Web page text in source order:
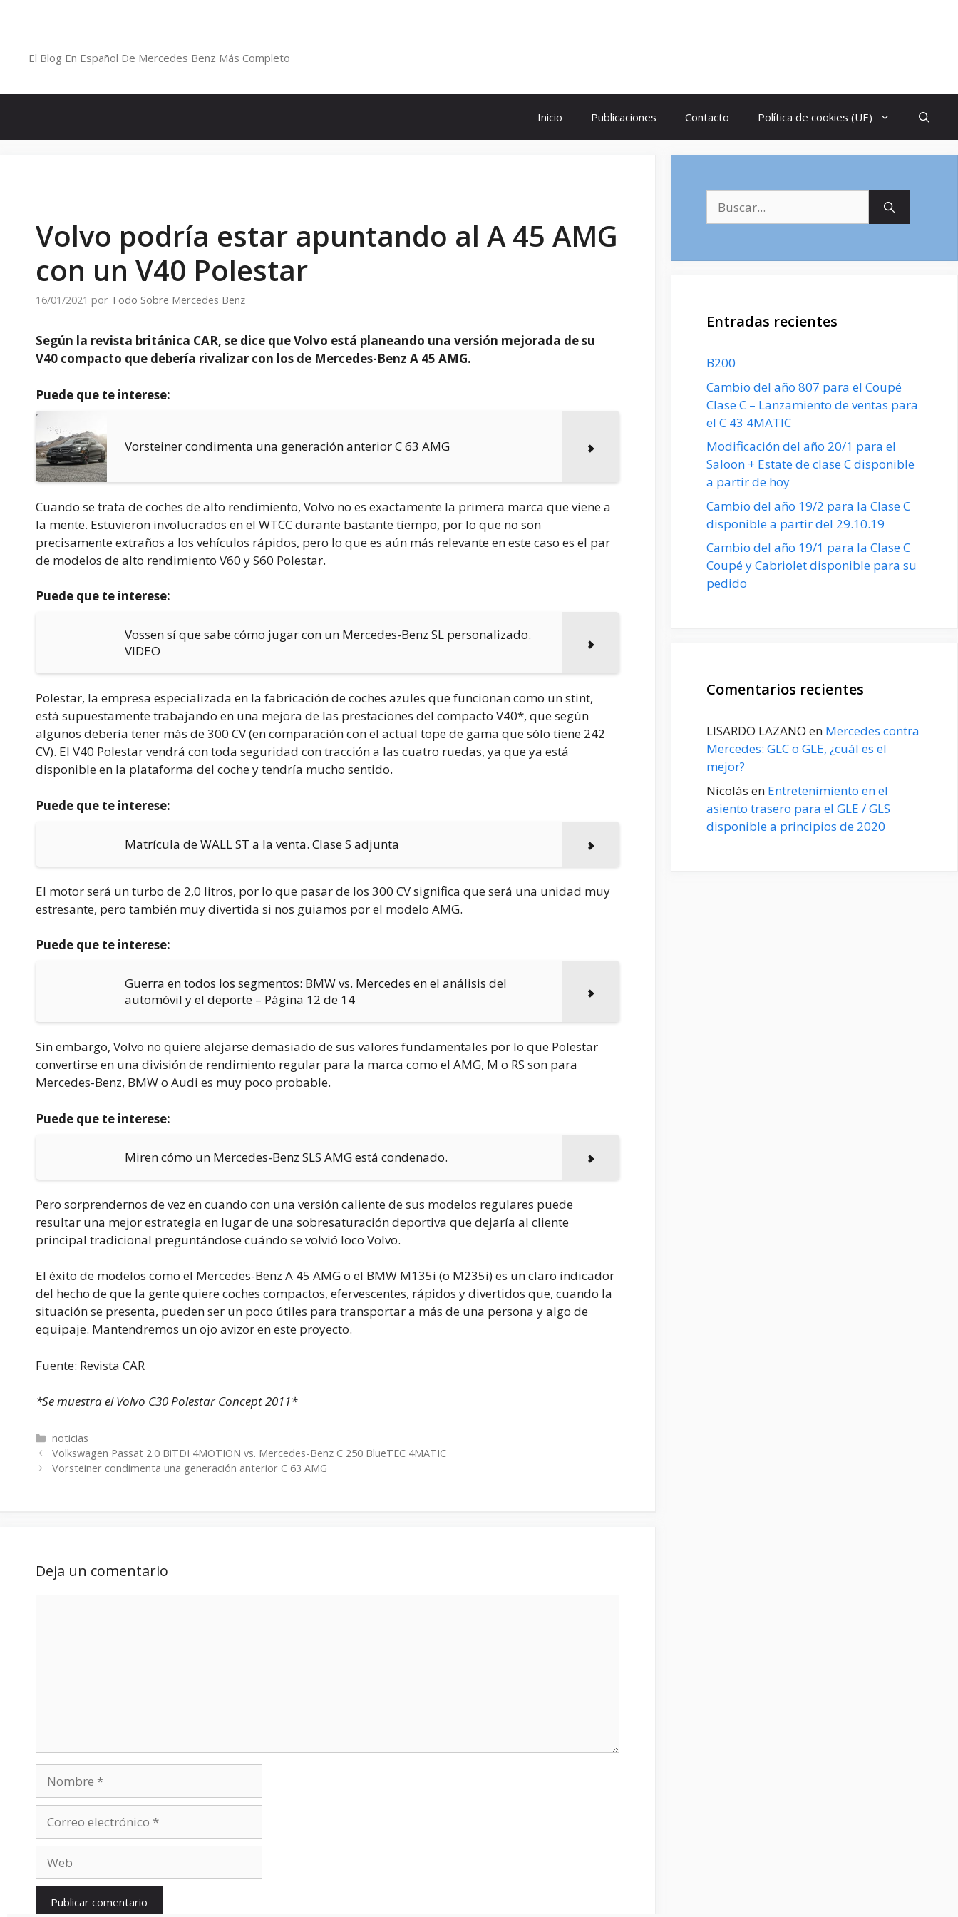
El Blog En Español De Mercedes Benz Más Completo
Inicio Publicaciones Contacto Política de cookies (UE)
Volvo podría estar apuntando al A 45 AMG
con un V40 Polestar
16/01/2021 por Todo Sobre Mercedes Benz
Según la revista británica CAR, se dice que Volvo está planeando una versión mejorada de su
V40 compacto que debería rivalizar con los de Mercedes-Benz A 45 AMG.
Puede que te interese:
Vorsteiner condimenta una generación anterior C 63 AMG
Cuando se trata de coches de alto rendimiento, Volvo no es exactamente la primera marca que viene a
la mente. Estuvieron involucrados en el WTCC durante bastante tiempo, por lo que no son
precisamente extraños a los vehículos rápidos, pero lo que es aún más relevante en este caso es el par
de modelos de alto rendimiento V60 y S60 Polestar.
Puede que te interese:
Vossen sí que sabe cómo jugar con un Mercedes-Benz SL personalizado.
VIDEO
Polestar, la empresa especializada en la fabricación de coches azules que funcionan como un stint,
está supuestamente trabajando en una mejora de las prestaciones del compacto V40*, que según
algunos debería tener más de 300 CV (en comparación con el actual tope de gama que sólo tiene 242
CV). El V40 Polestar vendrá con toda seguridad con tracción a las cuatro ruedas, ya que ya está
disponible en la plataforma del coche y tendría mucho sentido.
Puede que te interese:
Matrícula de WALL ST a la venta. Clase S adjunta
El motor será un turbo de 2,0 litros, por lo que pasar de los 300 CV significa que será una unidad muy
estresante, pero también muy divertida si nos guiamos por el modelo AMG.
Puede que te interese:
Guerra en todos los segmentos: BMW vs. Mercedes en el análisis del
automóvil y el deporte – Página 12 de 14
Sin embargo, Volvo no quiere alejarse demasiado de sus valores fundamentales por lo que Polestar
convertirse en una división de rendimiento regular para la marca como el AMG, M o RS son para
Mercedes-Benz, BMW o Audi es muy poco probable.
Puede que te interese:
Miren cómo un Mercedes-Benz SLS AMG está condenado.
Pero sorprendernos de vez en cuando con una versión caliente de sus modelos regulares puede
resultar una mejor estrategia en lugar de una sobresaturación deportiva que dejaría al cliente
principal tradicional preguntándose cuándo se volvió loco Volvo.
El éxito de modelos como el Mercedes-Benz A 45 AMG o el BMW M135i (o M235i) es un claro indicador
del hecho de que la gente quiere coches compactos, efervescentes, rápidos y divertidos que, cuando la
situación se presenta, pueden ser un poco útiles para transportar a más de una persona y algo de
equipaje. Mantendremos un ojo avizor en este proyecto.
Fuente: Revista CAR
*Se muestra el Volvo C30 Polestar Concept 2011*
Categorías
noticias
Volkswagen Passat 2.0 BiTDI 4MOTION vs. Mercedes-Benz C 250 BlueTEC 4MATIC
Vorsteiner condimenta una generación anterior C 63 AMG
Deja un comentario
electrónico
Entradas recientes
B200
Cambio del año 807 para el Coupé
Clase C – Lanzamiento de ventas para
el C 43 4MATIC
Modificación del año 20/1 para el
Saloon + Estate de clase C disponible
a partir de hoy
Cambio del año 19/2 para la Clase C
disponible a partir del 29.10.19
Cambio del año 19/1 para la Clase C
Coupé y Cabriolet disponible para su
pedido
Comentarios recientes
LISARDO LAZANO en Mercedes contra
Mercedes: GLC o GLE, ¿cuál es el
mejor?
Nicolás en Entretenimiento en el
asiento trasero para el GLE / GLS
disponible a principios de 2020